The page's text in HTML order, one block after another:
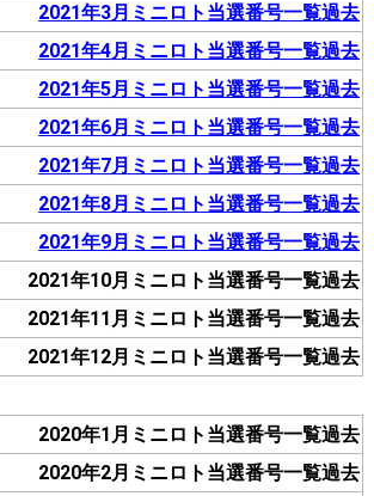
2021年3月ミニロト当選番号一覧過去
2021年4月ミニロト当選番号一覧過去
2021年5月ミニロト当選番号一覧過去
2021年6月ミニロト当選番号一覧過去
2021年7月ミニロト当選番号一覧過去
2021年8月ミニロト当選番号一覧過去
2021年9月ミニロト当選番号一覧過去
2021年10月ミニロト当選番号一覧過去
2021年11月ミニロト当選番号一覧過去
2021年12月ミニロト当選番号一覧過去
2020年1月ミニロト当選番号一覧過去
2020年2月ミニロト当選番号一覧過去